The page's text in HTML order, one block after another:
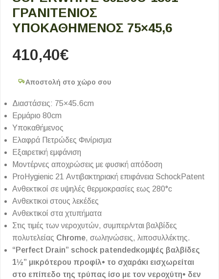
ΓΡΑΝΙΤΕΝΙΟΣ
ΥΠΟΚΑΘΗΜΕΝΟΣ 75×45,6
410,40€
Αποστολή στο χώρο σου
Διαστάσεις: 75×45.6cm
Eρμάριο 80cm
Υποκαθήμενος
Ελαφρά Πετρώδες Φινίρισμα
Εξαιρετική εμφάνιση
Μοντέρνες αποχρώσεις με φυσική απόδοση
ProHygienic 21 Αντιβακτηριακή επιφάνεια SchockPatent
Aνθεκτικοί σε υψηλές θερμοκρασίες εως 280°c
Aνθεκτικοi στους λεκέδες
Aνθεκτικοί στα χτυπήματα
Στις τιμές των νεροχυτών, συμπερ/νται βαλβίδες
πολυτελείας Chrome, σωληνώσεις, λιποσυλλέκτης.
“Perfect Drain” schock patendedκομψές βαλβίδες
1½” μικρότερου προφίλ• το σχαράκι εισχωρείται
στο επίπεδο της τρύπας ίσο με τον νεροχύτη• δεν